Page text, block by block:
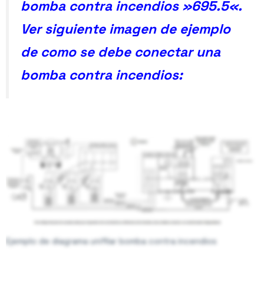
Figura 1. Dos configuraciones permitidas desde el operador
de red eléctrico.
bomba contra incendios »695.5«.
Ver siguiente imagen de ejemplo
de como se debe conectar una
bomba contra incendios:
Ejemplo de diagrama unifilar bomba contra incendios